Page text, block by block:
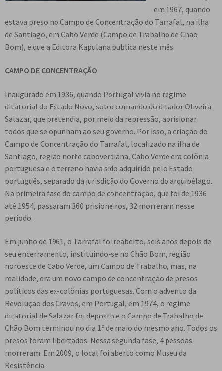
e
n
t
e
em 1967, quando
estava preso no Campo de Concentração do Tarrafal, na ilha
de Santiago, em Cabo Verde (Campo de Trabalho de Chão
Bom), e que a Editora Kapulana publica neste mês.
CAMPO DE CONCENTRAÇÃO
Inaugurado em 1936, quando Portugal vivia no regime
ditatorial do Estado Novo, sob o comando do ditador Oliveira
Salazar, que pretendia, por meio da repressão, aprisionar
todos que se opunham ao seu governo. Por isso, a criação do
Campo de Concentração do Tarrafal, localizado na ilha de
Santiago, região norte caboverdiana, Cabo Verde era colônia
portuguesa e o terreno havia sido adquirido pelo Estado
português, separado da jurisdição do Governo do arquipélago.
Na primeira fase do campo de concentração, que foi de 1936
até 1954, passaram 360 prisioneiros, 32 morreram nesse
período.
Em junho de 1961, o Tarrafal foi reaberto, seis anos depois de
seu encerramento, instituindo-se no Chão Bom, região
noroeste de Cabo Verde, um Campo de Trabalho, mas, na
realidade, era um novo campo de concentração de presos
políticos das ex-colônias portuguesas. Com o advento da
Revolução dos Cravos, em Portugal, em 1974, o regime
ditatorial de Salazar foi deposto e o Campo de Trabalho de
Chão Bom terminou no dia 1º de maio do mesmo ano. Todos os
presos foram libertados. Nessa segunda fase, 4 pessoas
morreram. Em 2009, o local foi aberto como Museu da
Resistência.